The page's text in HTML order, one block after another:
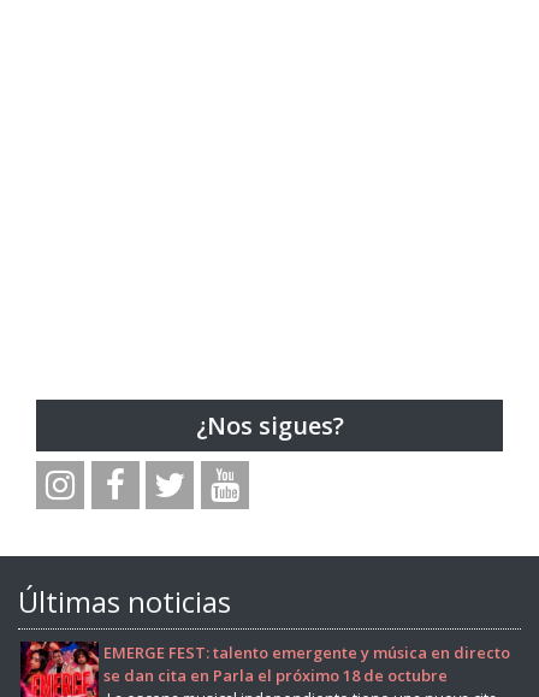
¿Nos sigues?
Últimas noticias
EMERGE FEST: talento emergente y música en directo
se dan cita en Parla el próximo 18 de octubre